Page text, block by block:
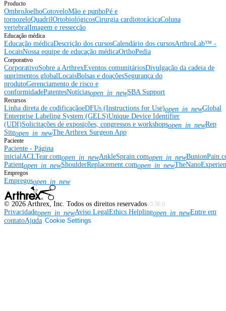
Producto
OmbroJoelhoCotoveloMão e punhoPé e
tornozeloQuadrilOrtobiológicosCirurgia cardiotorácicaColuna
vertebralImagem e ressecção
Educação médica
Educação médicaDescrição dos cursosCalendário dos cursosArthroLab™ -
LocaisNossa equipe de educação médicaOrthoPedia
Corporativo
CorporativoSobre a ArthrexEventos comunitáriosDivulgação da cadeia de
suprimentos globalLocaisBolsas e doaçõesSegurança do
produtoGerenciamento de risco e
conformidadePatentesNotíciasopen_in_newSBA Support
Recursos
Linha direta de codificaçãoeDFUs (Instructions for Use)open_in_newGlobal
Enterprise Labeling System (GELS)Unique Device Identifier
(UDI)Solicitações de exposições, congressos e workshopsopen_in_newRep
Siteopen_in_newThe Arthrex Surgeon App
Paciente
Paciente - Página
inicialACLTear.comopen_in_newAnkleSprain.comopen_in_new
Patientopen_in_newShoulderReplacement.comopen_in_new
Empregos
Empregosopen_in_new
© 2026 Arthrex, Inc. Todos os direitos reservadosv3.56.0
Privacidadeopen_in_newAviso LegalEthics Helplineopen_in_newEntre em
contatoAjuda Cookie Settings